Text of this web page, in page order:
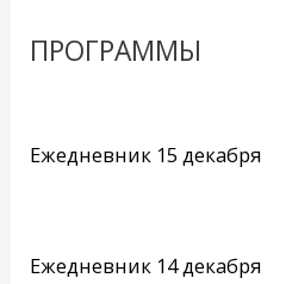
ПРОГРАММЫ
Ежедневник 15 декабря
Ежедневник 14 декабря